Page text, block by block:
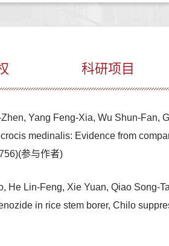
科研项目
Yang Feng-Xia, Wu Shun-Fan,
medinalis: Evidence from
参与作者)
Lin-Feng, Xie Yuan, Qiao Song-
in rice stem borer, Chilo